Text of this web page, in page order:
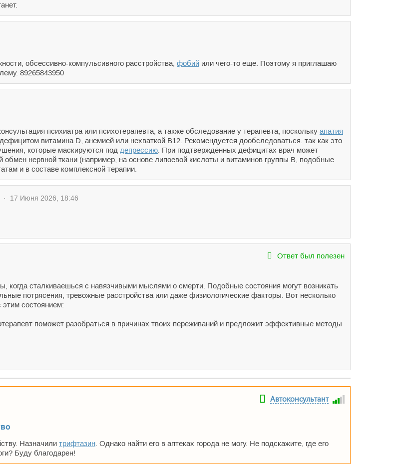
обсессивно-компульсивного расстройства, фобий или чего-то еще. Поэтому я приглашаю
89265843950
психиатра или психотерапевта, а также обследование у терапевта, поскольку апатия
витамина D, анемией или нехваткой В12. Рекомендуется дообследоваться. так как это
которые маскируются под депрессию . При подтверждённых дефицитах врач может
нервной ткани (например, на основе липоевой кислоты и витаминов группы В, подобные
и в составе комплексной терапии.
· 17 Июня 2026, 18:46
Ответ был полезен
когда сталкиваешься с навязчивыми мыслями о смерти. Подобные состояния могут возникать
потрясения, тревожные расстройства или даже физиологические факторы. Вот несколько
этим состоянием:
поможет разобраться в причинах твоих переживаний и предложит эффективные методы
Автоконсультант
Назначили трифтазин . Однако найти его в аптеках города не могу. Не подскажите, где его
Буду благодарен!